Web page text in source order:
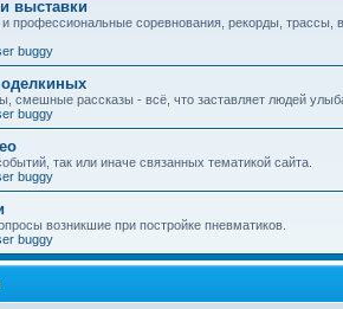
выставки
профессиональные соревнования, рекорды, трассы,
buggy
смешные рассказы - всё, что заставляет людей
buggy
так или иначе связанных тематикой сайта.
buggy
возникшие при постройке пневматиков.
buggy